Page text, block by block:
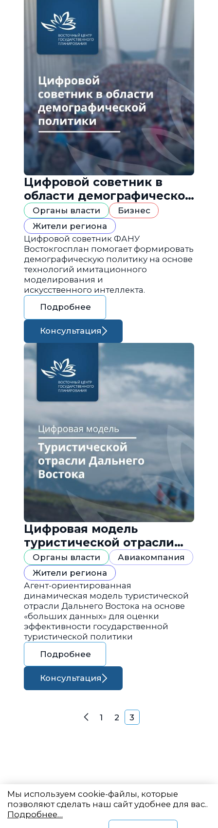
Цифровой советник в
области демографической
политики
Органы власти
Бизнес
Жители региона
Цифровой советник ФАНУ
Востокгосплан помогает формировать
демографическую политику на основе
технологий имитационного
моделирования и
искусственного интеллекта.
Подробнее
Консультация
Цифровая модель
туристической отрасли
Дальнего Востока
Органы власти
Авиакомпания
Жители региона
Агент-ориентированная
динамическая модель туристической
отрасли Дальнего Востока на основе
«больших данных» для оценки
эффективности государственной
туристической политики
Подробнее
Консультация
Навигация по
Назад
1 2 3
Мы используем cookie-файлы, которые
позволяют сделать наш сайт удобнее для вас..
Подробнее…